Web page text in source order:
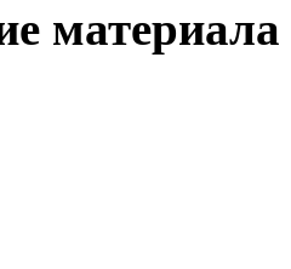
материала